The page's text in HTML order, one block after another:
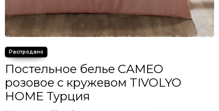
Постельное белье CAMEO
розовое с кружевом TIVOLYO
HOME Турция